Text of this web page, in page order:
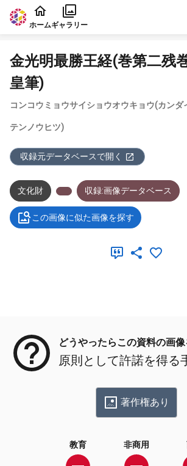
本文に飛ぶ
ホームギャラリー
金光明最勝王経(巻第二残
皇筆)
コンコウミョウサイショウオウキョウ(カン
テンノウヒツ)
収録元データベースで開く
文化財 収録:画像データベース
この画像に似た画像を探す
どうやったらこの資料の画像
原則として許諾を得る
著作権あり
教育 非商用